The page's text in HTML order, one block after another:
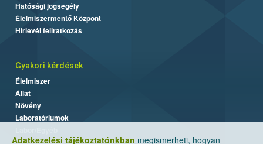
Adatkezelési tájékoztatónkban megismerheti, hogyan
Hatósági jogsegély
Élelmiszermentő Központ
Hírlevél feliratkozás
Gyakori kérdések
Élelmiszer
Állat
Növény
Laboratóriumok